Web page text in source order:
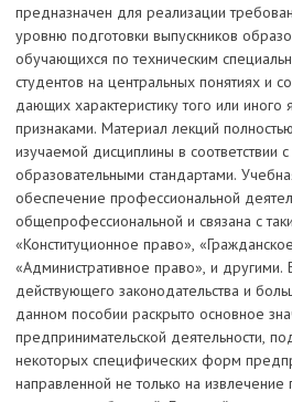
предназначен для реализации
уровню подготовки выпускников
обучающихся по техническим
студентов на центральных понятиях и
дающих характеристику того или
признаками. Материал лекций
изучаемой дисциплины в соответствии
образовательными стандартами.
обеспечение профессиональной
общепрофессиональной и связана с
«Конституционное право»,
«Административное право», и другими.
действующего законодательства и
данном пособии раскрыто основное
предпринимательской деятельности,
некоторых специфических форм
направленной не только на